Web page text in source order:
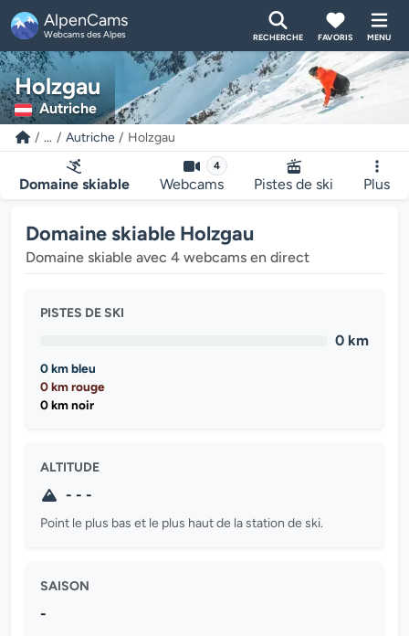
AlpenCams
Webcams des Alpes RECHERCHE FAVORIS MENU
Holzgau
Autriche
... Autriche Holzgau
Domaine skiable
4
Webcams Pistes de ski Plus
Domaine skiable Holzgau
Domaine skiable avec 4 webcams en direct
PISTES DE SKI
0 km
0 km bleu
0 km rouge
0 km noir
ALTITUDE
- - -
Point le plus bas et le plus haut de la station de ski.
SAISON
-